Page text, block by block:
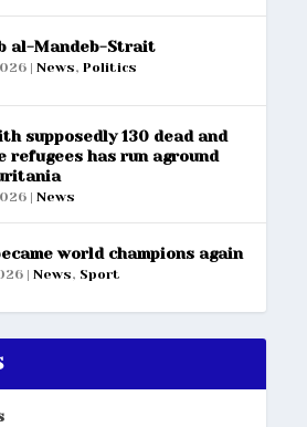
al-Mandeb-Strait
|News,Politics
supposedly 130 dead and
refugees has run aground
|News
world champions again
|News, Sport